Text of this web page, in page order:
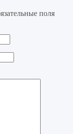
поля